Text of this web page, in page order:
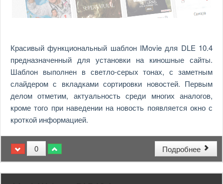
Красивый функциональный шаблон IMovie для DLE 10.4
предназначенный для установки на киношные сайты.
Шаблон выполнен в светло-серых тонах, с заметным
слайдером с вкладками сортировки новостей. Первым
делом отметим, актуальность среди многих аналогов,
кроме того при наведении на новость появляется окно с
кроткой информацией.
0 Подробнее